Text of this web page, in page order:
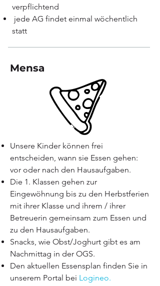
verpflichtend
jede AG findet einmal wöchentlich
statt
​Mensa
Unsere Kinder können frei
entscheiden, wann sie Essen gehen:
vor oder nach den Hausaufgaben.
Die 1. Klassen gehen zur
Eingewöhnung bis zu den Herbstferien
mit ihrer Klasse und ihrem / ihrer
Betreuerin gemeinsam zum Essen und
zu den Hausaufgaben.
Snacks, wie Obst/Joghurt gibt es am
Nachmittag in der OGS.
Den aktuellen Essensplan finden Sie in
unserem Portal bei Logineo.